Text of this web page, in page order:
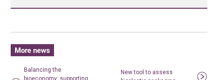
More news
Balancing the
bioeconomy: supporting
New tool to assess